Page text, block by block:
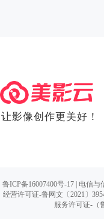
让影像创作更美好！
鲁ICP备16007400号-17| 电信与
经营许可证-鲁网文〔2021〕
服务许可证-（